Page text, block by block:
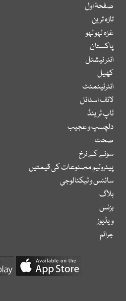
صفحۂ اول
تازہ ترین
غزہ لہو لہو
پاکستان
انٹر نیشنل
کھیل
انٹرٹینمنٹ
لائف اسٹائل
ٹاپ ٹرینڈ
دلچسپ و عجیب
صحت
سونے کے نرخ
پیٹرولیم مصنوعات کی قیمتیں
سائنس و ٹیکنالوجی
بلاگ
بزنس
ویڈیوز
جرائم